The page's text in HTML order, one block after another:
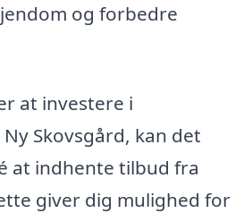
og forbedre
at investere i
Skovsgård, kan det
at indhente tilbud fra
giver dig mulighed for